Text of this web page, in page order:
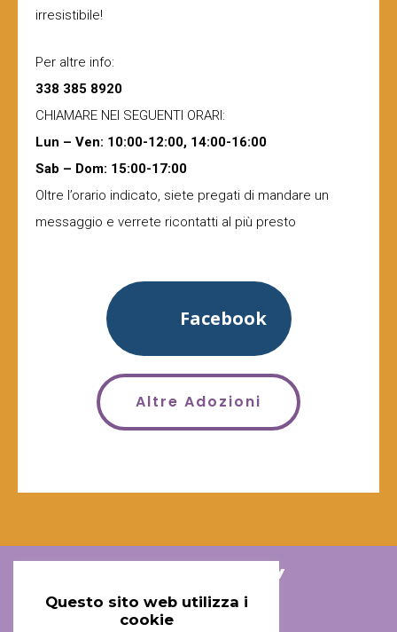
irresistibile!
Per altre info:
338 385 8920
CHIAMARE NEI SEGUENTI ORARI:
Lun – Ven: 10:00-12:00, 14:00-16:00
Sab – Dom: 15:00-17:00
Oltre l’orario indicato, siete pregati di mandare un
messaggio e verrete ricontatti al più presto
Facebook
Altre Adozioni
Associazione Arischiogatti ODV
Questo sito web utilizza i
cookie